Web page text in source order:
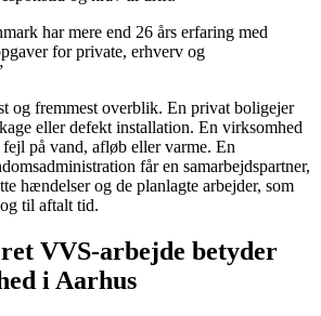
har mere end 26 års erfaring med
for private, erhverv og
og fremmest overblik. En privat boligejer
eller defekt installation. En virksomhed
på vand, afløb eller varme. En
får en samarbejdspartner,
hændelser og de planlagte arbejder, som
til aftalt tid.
VVS-arbejde betyder
i Aarhus